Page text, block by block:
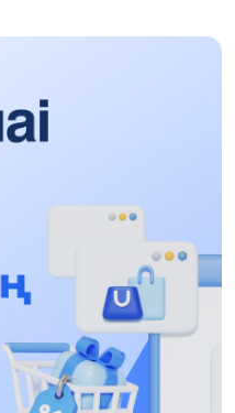
oblysynda quqyqtyq
kúshti tulǵalar